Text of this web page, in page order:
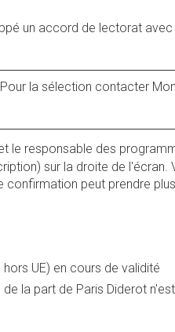
un accord de lectorat
la sélection contacter
le responsable des
sur la droite de l'écran.
peut prendre
UE) en cours de validité
la part de Paris Diderot